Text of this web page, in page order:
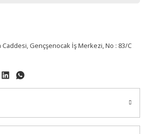
Caddesi, Gençşenocak İş Merkezi, No : 83/C